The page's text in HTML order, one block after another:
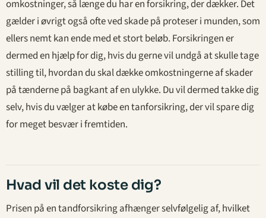
omkostninger, så længe du har en forsikring, der dækker. Det
gælder i øvrigt også ofte ved skade på proteser i munden, som
ellers nemt kan ende med et stort beløb. Forsikringen er
dermed en hjælp for dig, hvis du gerne vil undgå at skulle tage
stilling til, hvordan du skal dække omkostningerne af skader
på tænderne på bagkant af en ulykke. Du vil dermed takke dig
selv, hvis du vælger at købe en tanforsikring, der vil spare dig
for meget besvær i fremtiden.
Hvad vil det koste dig?
Prisen på en tandforsikring afhænger selvfølgelig af, hvilket